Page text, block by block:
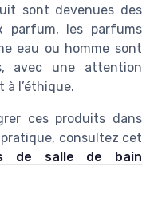
sont devenues des
parfum, les parfums
eau ou homme sont
avec une attention
à l’éthique.
ces produits dans
consultez cet
de salle de bain